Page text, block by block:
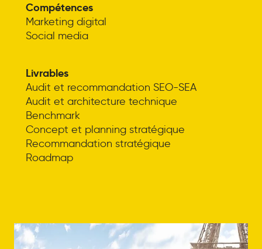
Compétences
Marketing digital
Social media
Livrables
Audit et recommandation SEO-SEA
Audit et architecture technique
Benchmark
Concept et planning stratégique
Recommandation stratégique
Roadmap
strategy